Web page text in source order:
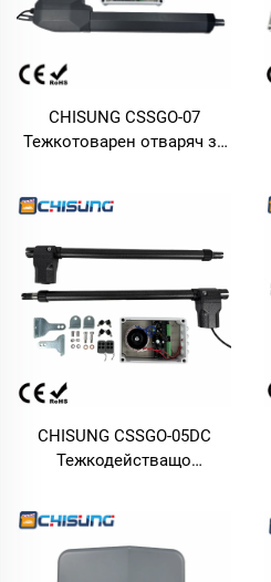
съвместим със слънчеви
входни порти на малки
CHISUNG CSSGO-07
Тежкотоварен отваряч за
еднокрила порта 5 м, тяга
двигател за порти,
устойчив на вятър, за
прекалено големи порти
CHISUNG CSSGO-05DC
Тежкодействащо
люлеещи се порти, 500 кг /
3,0 м за еднокрила порта,
постояннотоково